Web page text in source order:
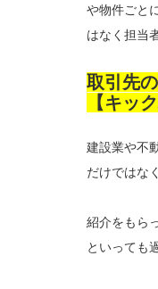
や物件ごと
はなく担当
取引先
【キッ
建設業や不
だけではな
紹介をもら
といっても